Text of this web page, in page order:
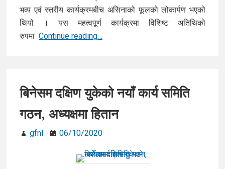
भव्य एवं स्तरीय कार्यक्रमबीच असिनाको फूलको लोकार्पण भएको
थियो । यस महत्वपूर्ण कार्यक्रमा विशिष्ट अतिथिको‌
रुपमा Continue reading…
संगमको
गजल
सङ्ग्रह
सम्मान
कार्यक्रम
बिनेसम दक्षिण युकेको नयाँ कार्य समिति
गठन, अध्यक्षमा हितान
gfnl 06/10/2020